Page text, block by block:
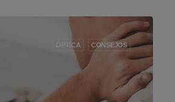
ÓPTICA CONSEJOS